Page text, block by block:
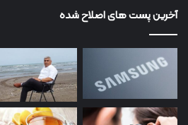
آخرین پست های اصلاح شده